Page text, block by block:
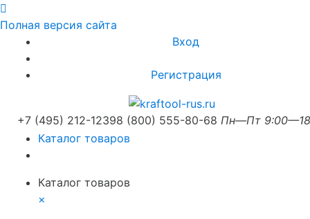
Полная версия сайта
Вход
Регистрация
+7 (495) 212-12398 (800) 555-80-68 Пн—Пт
Каталог товаров
Каталог товаров
×